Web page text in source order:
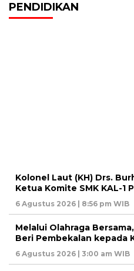
PENDIDIKAN
Kolonel Laut (KH) Drs.
Ketua Komite SMK KAL-1
6 Agustus 2026 | 8:56 pm WIB
Melalui Olahraga
Beri Pembekalan kepada
6 Agustus 2026 | 3:00 am WIB